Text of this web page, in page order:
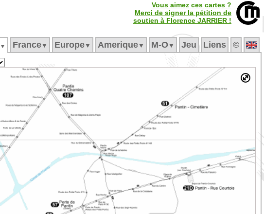
Vous aimez ces cartes ?
Merci de signer la pétition de
soutien à Florence JARRIER !
▼ France ▼ Europe ▼ Amerique ▼ M‑O ▼ Jeu Liens ©